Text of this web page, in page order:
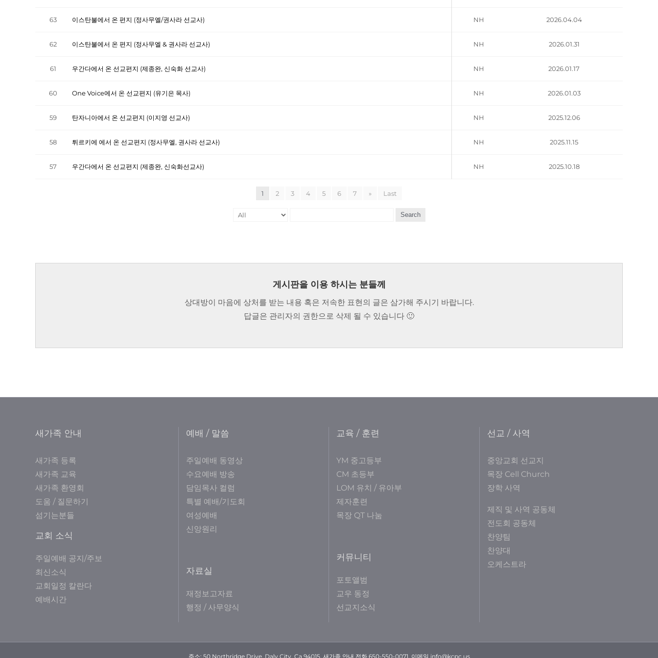
63 이스탄불에서 온 편지 (정사무엘/권사라 선교사) NH 2026.04.04
62 이스탄불에서 온 편지 (정사무엘 & 권사라 선교사) NH 2026.01.31
61 우간다에서 온 선교편지 (제종완, 신숙화 선교사) NH 2026.01.17
60 One Voice에서 온 선교편지 (유기은 목사) NH 2026.01.03
59 탄자니아에서 온 선교편지 (이지영 선교사) NH 2025.12.06
58 튀르키에 에서 온 선교편지 (정사무엘, 권사라 선교사) NH 2025.11.15
57 우간다에서 온 선교편지 (제종완, 신숙화선교사) NH 2025.10.18
1 2 3 4 5 6 7 » Last
Search
게시판을 이용 하시는 분들께
상대방이 마음에 상처를 받는 내용 혹은 저속한 표현의 글은 삼가해 주시기 바랍니다.
답글은 관리자의 권한으로 삭제 될 수 있습니다 🙂
새가족 안내
새가족 등록
새가족 교육
새가족 환영회
도움 / 질문하기
섬기는분들
교회 소식
주일예배 공지/주보
최신소식
교회일정 칼란다
예배시간
예배 / 말씀
주일예배 동영상
수요예배 방송
담임목사 컬럼
특별 예배/기도회
여성예배
신앙원리
자료실
재정보고자료
행정 / 사무양식
교육 / 훈련
YM 중고등부
CM 초등부
LOM 유치 / 유아부
제자훈련
목장 QT 나눔
커뮤니티
포토앨범
교우 동정
선교지소식
선교 / 사역
중앙교회 선교지
목장 Cell Church
장학 사역
제직 및 사역 공동체
전도회 공동체
찬양팀
찬양대
오케스트라
주소; 50 Northridge Drive. Daly City, Ca 94015. 새가족 안내 전화 650-550-0071. 이메일 info@kcpc.us